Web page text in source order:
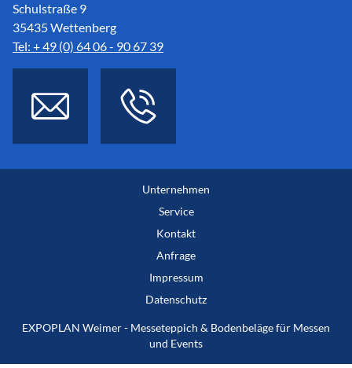
Schulstraße 9
35435 Wettenberg
Tel: + 49 (0) 64 06 - 90 67 39
Unternehmen
Service
Kontakt
Anfrage
Impressum
Datenschutz
EXPOPLAN Weimer - Messeteppich & Bodenbeläge für Messen
und Events